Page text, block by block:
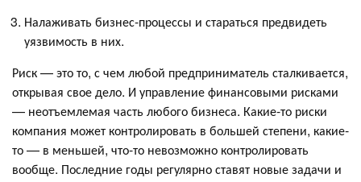
Налаживать бизнес-процессы и стараться предвидеть
уязвимость в них.
Риск — это то, с чем любой предприниматель сталкивается,
открывая свое дело. И управление финансовыми рисками
— неотъемлемая часть любого бизнеса. Какие-то риски
компания может контролировать в большей степени, какие-
то — в меньшей, что-то невозможно контролировать
вообще. Последние годы регулярно ставят новые задачи и